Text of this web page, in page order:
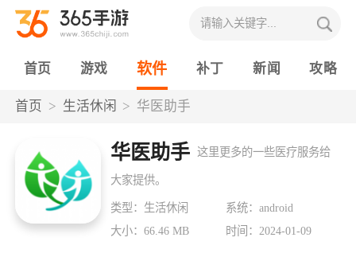
首页 游戏 软件 补丁 新闻 攻略
首页 生活休闲 华医助手
华医助手 这里更多的一些医疗服务给
大家提供。
类型：生活休闲
系统：android
大小：66.46 MB
时间：2024-01-09